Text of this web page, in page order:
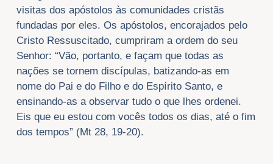
visitas dos apóstolos às comunidades cristãs
fundadas por eles. Os apóstolos, encorajados pelo
Cristo Ressuscitado, cumpriram a ordem do seu
Senhor: “Vão, portanto, e façam que todas as
nações se tornem discípulas, batizando-as em
nome do Pai e do Filho e do Espírito Santo, e
ensinando-as a observar tudo o que lhes ordenei.
Eis que eu estou com vocês todos os dias, até o fim
dos tempos” (Mt 28, 19-20).